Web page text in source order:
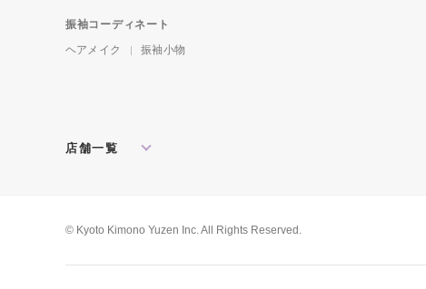
振袖コーディネート
ヘアメイク
振袖小物
店舗一覧
松戸店
東京本館 新宿店
© Kyoto Kimono Yuzen Inc. All Rights Reserved.